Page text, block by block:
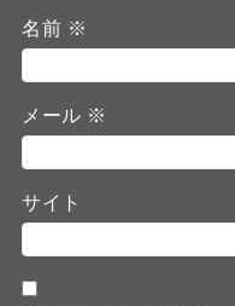
名前 ※
メール ※
サイト